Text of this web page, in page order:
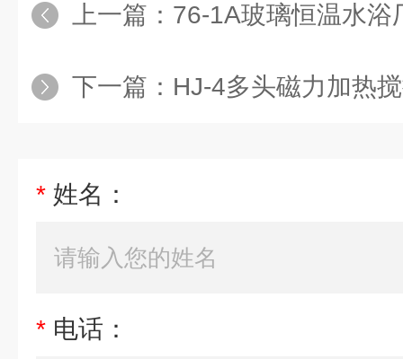
上一篇： 76-1A玻璃恒温水浴
下一篇： HJ-4多头磁力加热
* 姓名：
* 电话：